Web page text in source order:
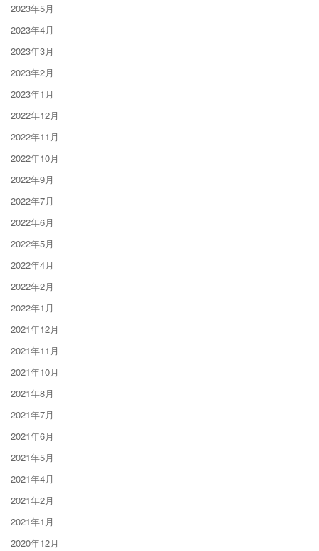
2023年5月
2023年4月
2023年3月
2023年2月
2023年1月
2022年12月
2022年11月
2022年10月
2022年9月
2022年7月
2022年6月
2022年5月
2022年4月
2022年2月
2022年1月
2021年12月
2021年11月
2021年10月
2021年8月
2021年7月
2021年6月
2021年5月
2021年4月
2021年2月
2021年1月
2020年12月